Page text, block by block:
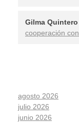
Gilma Quintero
cooperación
agosto 2026
julio 2026
junio 2026